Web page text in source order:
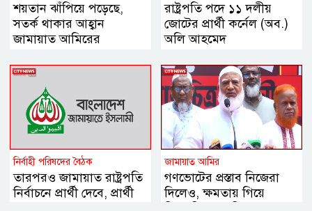
শয়তান ঝাঁপিয়ে পড়েছে,
সতর্ক থাকার আহ্বান
জামায়াত আমিরের
রাষ্ট্রপতি পদে ১১ দলীয়
জোটের প্রার্থী কর্নেল (অব.)
অলি আহমেদ
নির্বাহী পরিষদের বৈঠক
তারপরও জামায়াত রাষ্ট্রপতি
নির্বাচনে প্রার্থী দেবে, প্রার্থী
জামায়াত আমির
গণভোটের প্রস্তাব নিজেরা
দিলেও, ক্ষমতায় গিয়ে